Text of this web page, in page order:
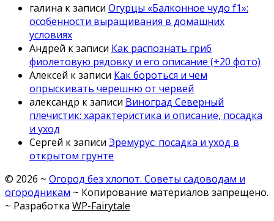
галина к записи Огурцы «Балконное чудо f1»:
особенности выращивания в домашних
условиях
Андрей к записи Как распознать гриб
фиолетовую рядовку и его описание (+20 фото)
Алексей к записи Как бороться и чем
опрыскивать черешню от червей
александр к записи Виноград Северный
плечистик: характеристика и описание, посадка
и уход
Сергей к записи Эремурус: посадка и уход в
открытом грунте
© 2026 ~ Огород без хлопот. Советы садоводам и
огородникам ~ Копирование материалов запрещено.
~ Разработка WP-Fairytale